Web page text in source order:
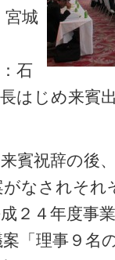
宮城
石
はじめ来賓
賓祝辞の後
なされそ
２４年度事
「理事９名